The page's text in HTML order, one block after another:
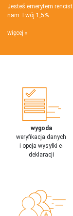
Jesteś emerytem
nam Twój 1,5%
więcej
wygoda
weryfikacja danych
i opcja wysyłki e-
deklaracji